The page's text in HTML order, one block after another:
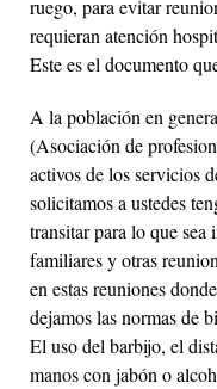
ruego, para evitar
requieran atención
Este es el documento
A la población en
(Asociación de
activos de los servicios
solicitamos a ustedes
transitar para lo que sea
familiares y otras
en estas reuniones
dejamos las normas de
El uso del barbijo, el
manos con jabón o